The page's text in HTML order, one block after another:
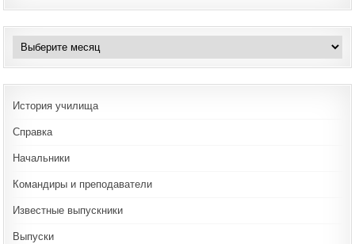
Архивы
История училища
Справка
Начальники
Командиры и преподаватели
Известные выпускники
Выпуски